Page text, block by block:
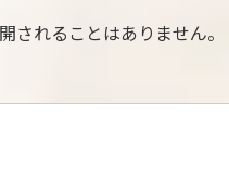
されることはありません。